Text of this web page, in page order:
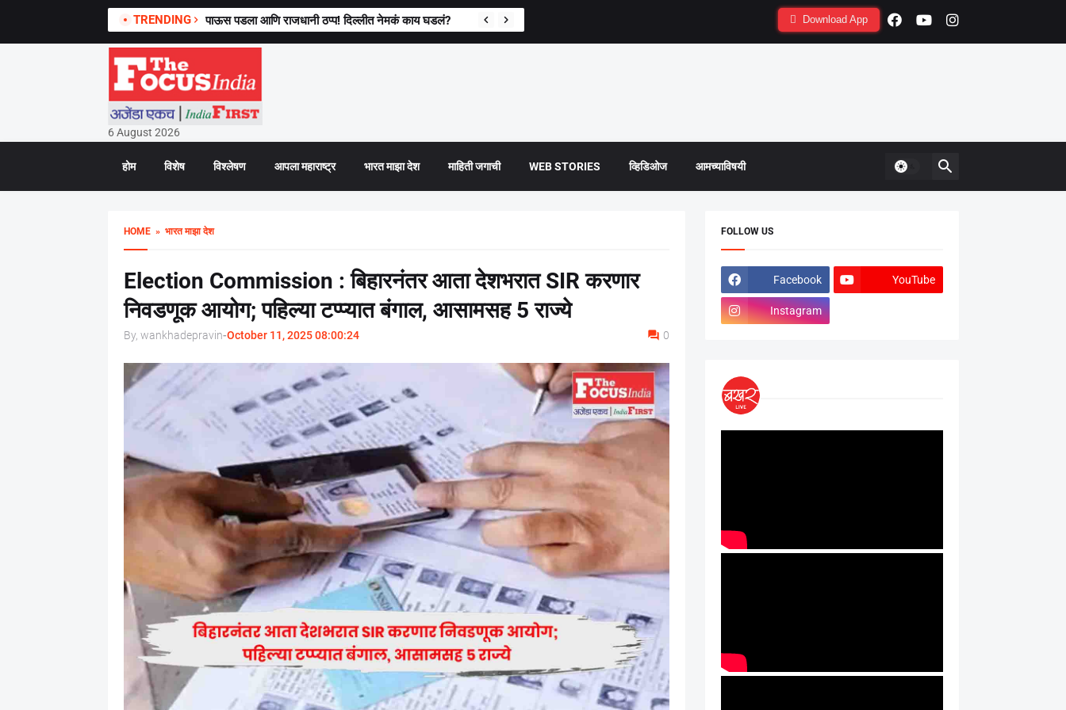
TRENDING पाऊस पडला आणि राजधानी ठप्प! दिल्लीत नेमकं काय घडलं? Download App
6 August 2026
होम विशेष विश्लेषण आपला महाराष्ट्र भारत माझा देश माहिती जगाची WEB STORIES व्हिडिओज आमच्याविषयी
HOME» भारत माझा देश
Election Commission : बिहारनंतर आता देशभरात SIR करणार
निवडणूक आयोग; पहिल्या टप्प्यात बंगाल, आसामसह 5 राज्ये
By, wankhadepravin-October 11, 2025 08:00:24 0
FOLLOW US
Facebook YouTube
Instagram